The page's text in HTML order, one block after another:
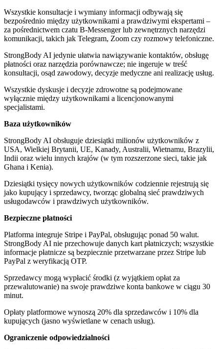
Wszystkie konsultacje i wymiany informacji odbywają się
bezpośrednio między użytkownikami a prawdziwymi ekspertami –
za pośrednictwem czatu B-Messenger lub zewnętrznych narzędzi
komunikacji, takich jak Telegram, Zoom czy rozmowy telefoniczne.
StrongBody AI jedynie ułatwia nawiązywanie kontaktów, obsługę
płatności oraz narzędzia porównawcze; nie ingeruje w treść
konsultacji, osąd zawodowy, decyzje medyczne ani realizację usług.
Wszystkie dyskusje i decyzje zdrowotne są podejmowane
wyłącznie między użytkownikami a licencjonowanymi
specjalistami.
Baza użytkowników
StrongBody AI obsługuje dziesiątki milionów użytkowników z
USA, Wielkiej Brytanii, UE, Kanady, Australii, Wietnamu, Brazylii,
Indii oraz wielu innych krajów (w tym rozszerzone sieci, takie jak
Ghana i Kenia).
Dziesiątki tysięcy nowych użytkowników codziennie rejestrują się
jako kupujący i sprzedawcy, tworząc globalną sieć prawdziwych
usługodawców i prawdziwych użytkowników.
Bezpieczne płatności
Platforma integruje Stripe i PayPal, obsługując ponad 50 walut.
StrongBody AI nie przechowuje danych kart płatniczych; wszystkie
informacje płatnicze są bezpiecznie przetwarzane przez Stripe lub
PayPal z weryfikacją OTP.
Sprzedawcy mogą wypłacić środki (z wyjątkiem opłat za
przewalutowanie) na swoje prawdziwe konta bankowe w ciągu 30
minut.
Opłaty platformowe wynoszą 20% dla sprzedawców i 10% dla
kupujących (jasno wyświetlane w cenach usług).
Ograniczenie odpowiedzialności